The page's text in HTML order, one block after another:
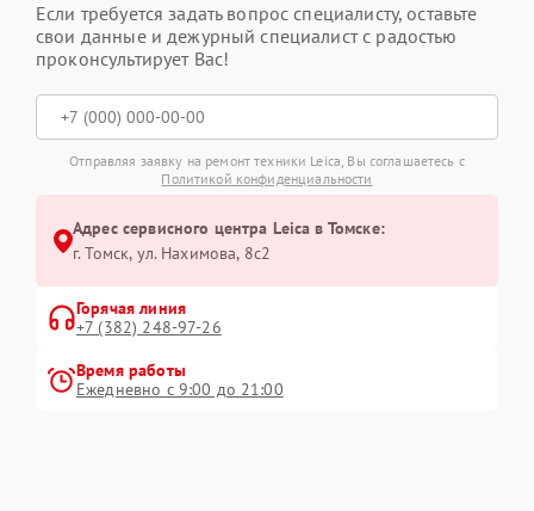
Если требуется задать вопрос специалисту, оставьте
свои данные и дежурный специалист с радостью
проконсультирует Вас!
Отправляя заявку на ремонт техники Leica, Вы соглашаетесь с
Политикой конфиденциальности
Адрес сервисного центра Leica в Томске:
г. Томск, ул. Нахимова, 8с2
Горячая линия
+7 (382) 248-97-26
Время работы
Ежедневно с 9:00 до 21:00